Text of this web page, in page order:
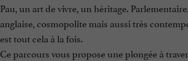
Pau, un art de vivre, un héritage.
anglaise, cosmopolite mais aussi très
est tout cela à la fois.
Ce parcours vous propose une plongée à